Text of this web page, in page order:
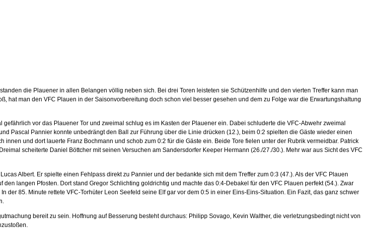
die Plauener in allen Belangen völlig neben sich. Bei drei Toren leisteten sie Schützenhilfe und den vierten Treffer kann man
hat man den VFC Plauen in der Saisonvorbereitung doch schon viel besser gesehen und dem zu Folge war die Erwartungshaltung
vor das Plauener Tor und zweimal schlug es im Kasten der Plauener ein. Dabei schluderte die VFC-Abwehr zweimal
Pascal Pannier konnte unbedrängt den Ball zur Führung über die Linie drücken (12.), beim 0:2 spielten die Gäste wieder einen
und dort lauerte Franz Bochmann und schob zum 0:2 für die Gäste ein. Beide Tore fielen unter der Rubrik vermeidbar. Patrick
scheiterte Daniel Böttcher mit seinen Versuchen am Sandersdorfer Keeper Hermann (26./27./30.). Mehr war aus Sicht des VFC
Albert. Er spielte einen Fehlpass direkt zu Pannier und der bedankte sich mit dem Treffer zum 0:3 (47.). Als der VFC Plauen
langen Pfosten. Dort stand Gregor Schlichting goldrichtig und machte das 0:4-Debakel für den VFC Plauen perfekt (54.). Zwar
85. Minute rettete VFC-Torhüter Leon Seefeld seine Elf gar vor dem 0:5 in einer Eins-Eins-Situation. Ein Fazit, das ganz schwer
bereit zu sein. Hoffnung auf Besserung besteht durchaus: Philipp Sovago, Kevin Walther, die verletzungsbedingt nicht von